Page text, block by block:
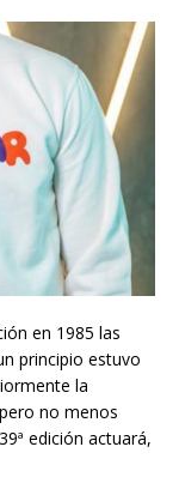
en 1985 las
principio estuvo
la
no menos
edición actuará,